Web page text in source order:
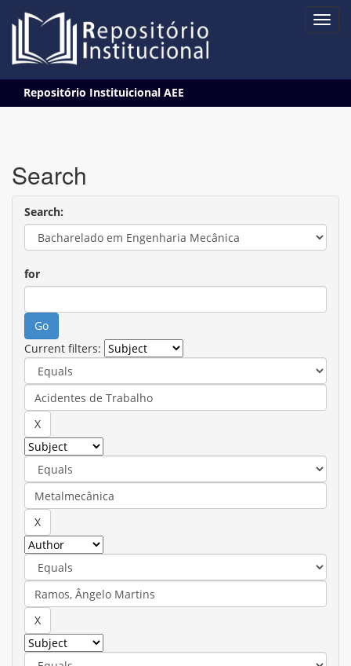
navigation
Repositório Instituicional AEE
Search
Search:
for
Current filters: